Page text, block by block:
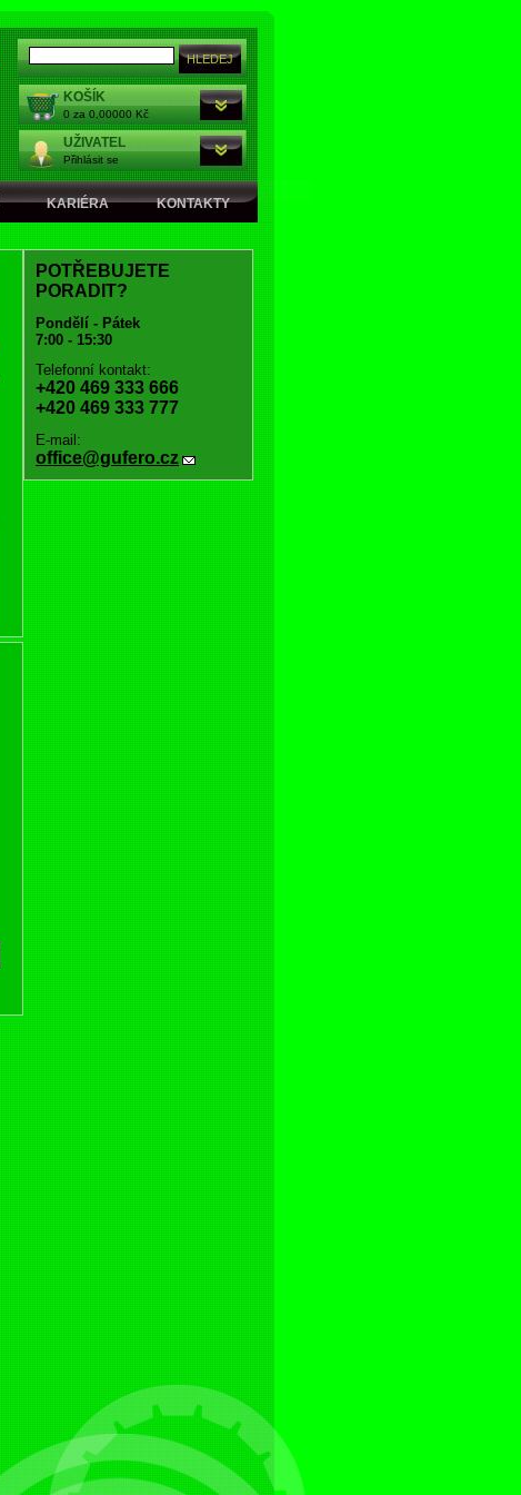
KOŠÍK
0 za 0,00000 Kč
UŽIVATEL
Přihlásit se
KARIÉRA KONTAKTY
POTŘEBUJETE
PORADIT?
Pondělí - Pátek
7:00 - 15:30
Telefonní kontakt:
+420 469 333 666
+420 469 333 777
E-mail:
office@gufero.cz